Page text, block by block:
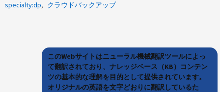
specialty:dp
クラウドバックアップ
このWebサイトはニューラル機械翻訳ツールによっ
て翻訳されており、ナレッジベース（KB）コンテン
ツの基本的な理解を目的として提供されています。
オリジナルの英語を文字どおりに翻訳しているた